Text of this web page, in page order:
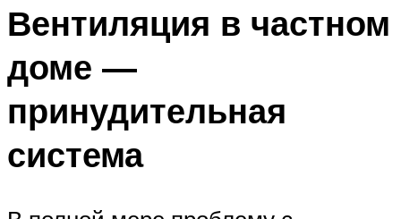
Вентиляция в частном
доме —
принудительная
система